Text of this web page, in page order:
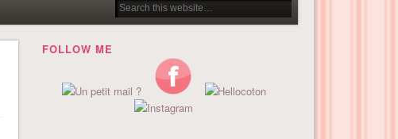
FOLLOW ME